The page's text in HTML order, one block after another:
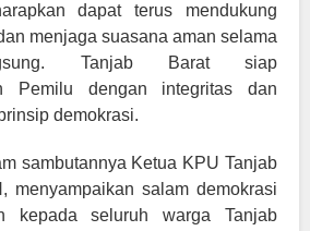
dapat terus mendukung
menjaga suasana aman selama
Tanjab Barat siap
Pemilu dengan integritas dan
demokrasi.
sambutannya Ketua KPU Tanjab
menyampaikan salam demokrasi
kepada seluruh warga Tanjab